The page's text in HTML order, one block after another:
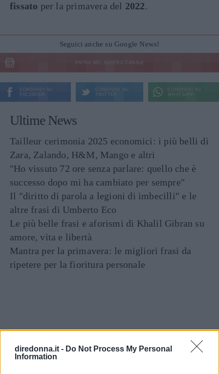
diredonna.it - Do Not Process My Personal
Information
fissato per la primavera del 2022.
Seguici anche su Google News!
ENTRA NEL NOSTRO CANALE
CONDIVIDI SU
FACEBOOK
CONDIVIDI SU
TWITTER
CONDIVIDI SU
WHATSAPP
Ultime News
Tailleur cerimonia 2025 economici: i più belli di
Zara, Zalando, H&M, Mango e altri
"Ho vissuto 72 ore senza parlare: quello che è
successo dopo mi ha cambiato per sempre"
Il "diritto di parola a legioni di imbecilli" e le
altre frasi di Umberto Eco
Le più belle frasi e aforismi di Khalil Gibran su
amore, vita e libertà
Mantra per la primavera: le migliori frasi da
ripetere per la fioritura personale